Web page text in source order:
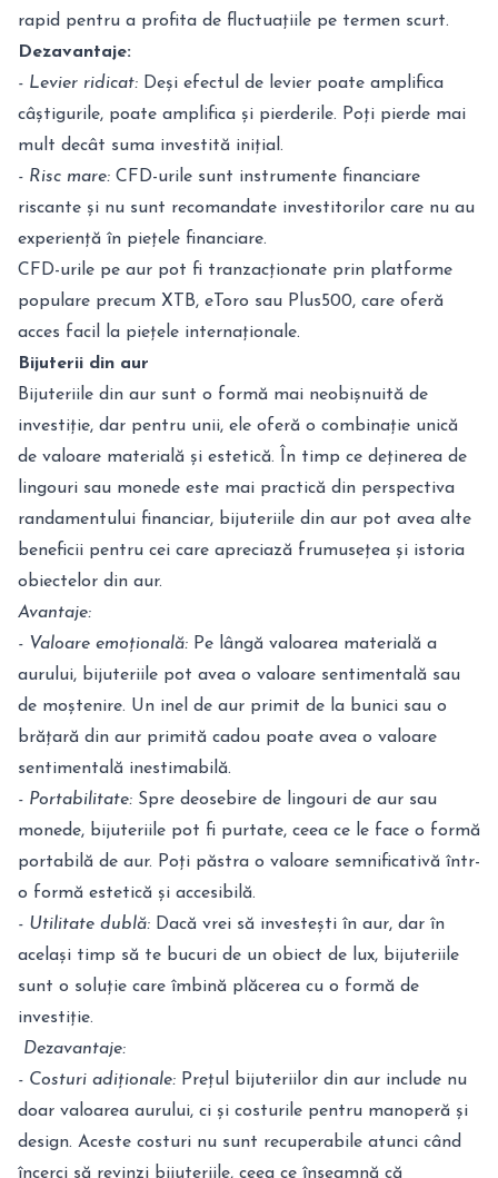
rapid pentru a profita de fluctuațiile pe termen scurt.
Dezavantaje:
- Levier ridicat: Deși efectul de levier poate amplifica
câștigurile, poate amplifica și pierderile. Poți pierde mai
mult decât suma investită inițial.
- Risc mare: CFD-urile sunt instrumente financiare
riscante și nu sunt recomandate investitorilor care nu au
experiență în piețele financiare.
CFD-urile pe aur pot fi tranzacționate prin platforme
populare precum XTB, eToro sau Plus500, care oferă
acces facil la piețele internaționale.
Bijuterii din aur
Bijuteriile din aur sunt o formă mai neobișnuită de
investiție, dar pentru unii, ele oferă o combinație unică
de valoare materială și estetică. În timp ce deținerea de
lingouri sau monede este mai practică din perspectiva
randamentului financiar, bijuteriile din aur pot avea alte
beneficii pentru cei care apreciază frumusețea și istoria
obiectelor din aur.
Avantaje:
- Valoare emoțională: Pe lângă valoarea materială a
aurului, bijuteriile pot avea o valoare sentimentală sau
de moștenire. Un inel de aur primit de la bunici sau o
brățară din aur primită cadou poate avea o valoare
sentimentală inestimabilă.
- Portabilitate: Spre deosebire de lingouri de aur sau
monede, bijuteriile pot fi purtate, ceea ce le face o formă
portabilă de aur. Poți păstra o valoare semnificativă într-
o formă estetică și accesibilă.
- Utilitate dublă: Dacă vrei să investești în aur, dar în
același timp să te bucuri de un obiect de lux, bijuteriile
sunt o soluție care îmbină plăcerea cu o formă de
investiție.
Dezavantaje:
- Costuri adiționale: Prețul bijuteriilor din aur include nu
doar valoarea aurului, ci și costurile pentru manoperă și
design. Aceste costuri nu sunt recuperabile atunci când
încerci să revinzi bijuteriile, ceea ce înseamnă că